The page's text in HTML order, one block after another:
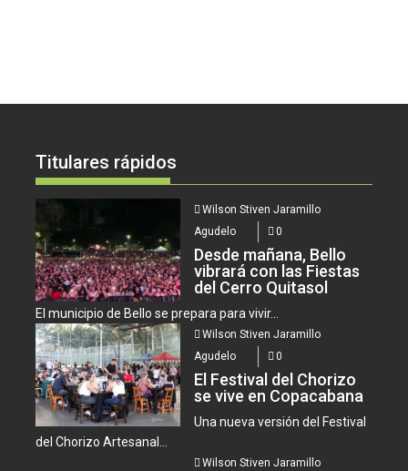
Titulares rápidos
Wilson Stiven Jaramillo
Agudelo
0
Desde mañana, Bello
vibrará con las Fiestas
del Cerro Quitasol
El municipio de Bello se prepara para vivir...
Wilson Stiven Jaramillo
Agudelo
0
El Festival del Chorizo
se vive en Copacabana
Una nueva versión del Festival
del Chorizo Artesanal...
Wilson Stiven Jaramillo